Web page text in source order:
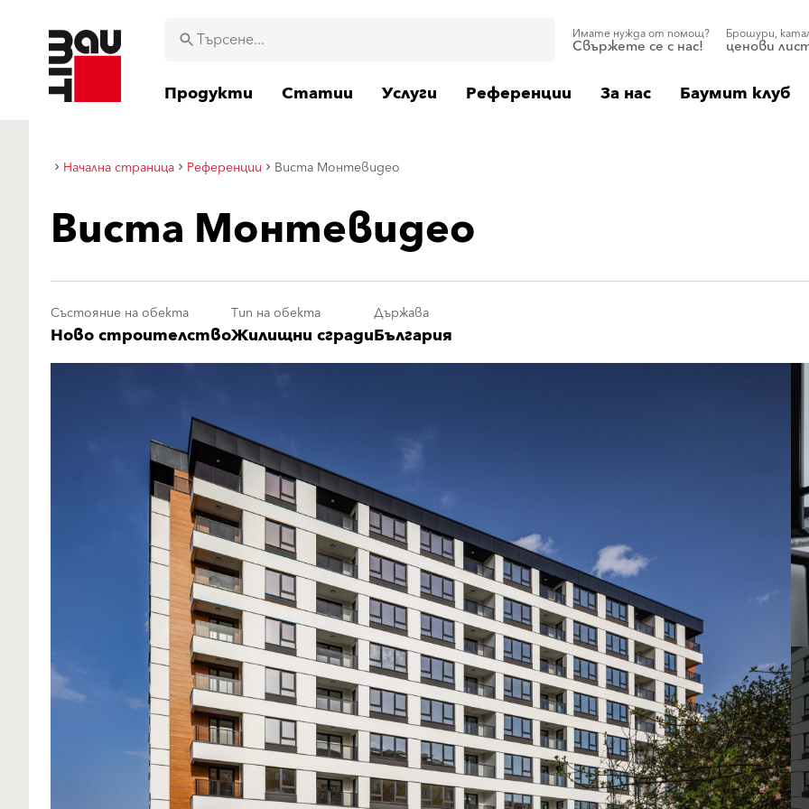
Имате нужда от помощ?
Свържете се с нас!
Брошури,
ценови
Продукти Статии Услуги Референции За нас Баумит клуб
Начална страница Референции Виста Монтевидео
Виста Монтевидео
Състояние на обекта
Ново строителство
Тип на обекта
Жилищни сгради
Държава
България